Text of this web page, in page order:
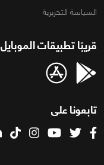
السياسة التحريرية
قريبًا تطبيقات الموبايل
تابعونا على